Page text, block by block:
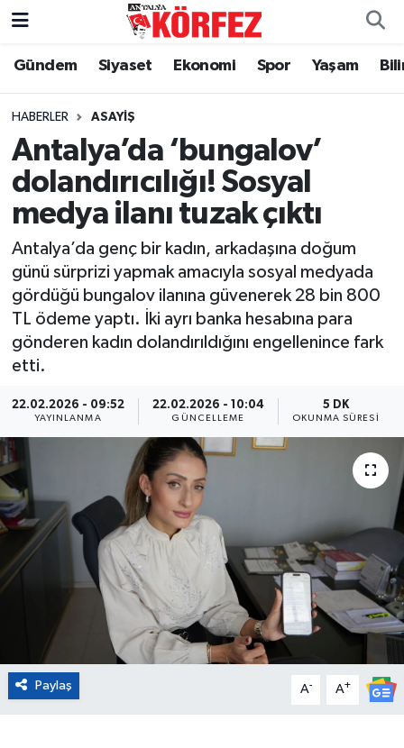
Gündem Siyaset Ekonomi Spor Yaşam
HABERLER ASAYIŞ
Antalya’da ‘bungalov’
dolandırıcılığı! Sosyal
medya ilanı tuzak çıktı
Antalya’da genç bir kadın, arkadaşına doğum
günü sürprizi yapmak amacıyla sosyal medyada
gördüğü bungalov ilanına güvenerek 28 bin 800
TL ödeme yaptı. İki ayrı banka hesabına para
gönderen kadın dolandırıldığını engellenince fark
etti.
22.02.2026 - 09:52
YAYINLANMA
22.02.2026 - 10:04
GÜNCELLEME
5 DK
OKUNMA SÜRESI
Paylaş A- A+
Gündem
Siyaset
Yerel Yönetim
Ekonomi
Spor
Yaşam
Asayiş
Eğitim
Magazin
Turizm
Çevre
Kültür ve Sanat
Nöbetçi Eczaneler
Hava Durumu
Trafik Durumu
Süper Lig Puan Durumu ve Fikstür
Tüm Manşetler
Son Dakika Haberleri
Haber Arşivi